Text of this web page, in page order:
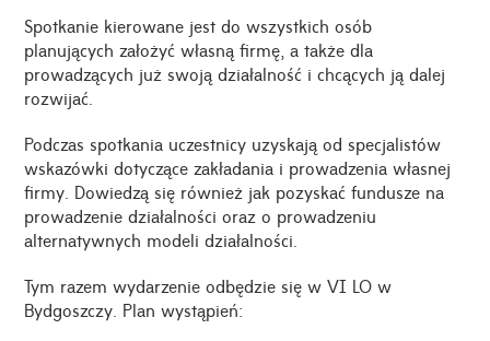
Spotkanie kierowane jest do wszystkich osób
planujących założyć własną firmę, a także dla
prowadzących już swoją działalność i chcących ją dalej
rozwijać.
Podczas spotkania uczestnicy uzyskają od specjalistów
wskazówki dotyczące zakładania i prowadzenia własnej
firmy. Dowiedzą się również jak pozyskać fundusze na
prowadzenie działalności oraz o prowadzeniu
alternatywnych modeli działalności.
Tym razem wydarzenie odbędzie się w VI LO w
Bydgoszczy. Plan wystąpień: